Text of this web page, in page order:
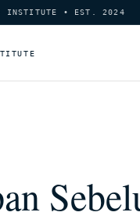
INSTITUTE • EST. 2024